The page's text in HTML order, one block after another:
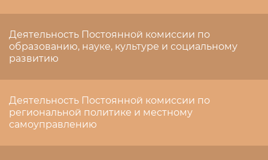
Деятельность Постоянной комиссии по
образованию, науке, культуре и социальному
развитию
Деятельность Постоянной комиссии по
региональной политике и местному
самоуправлению